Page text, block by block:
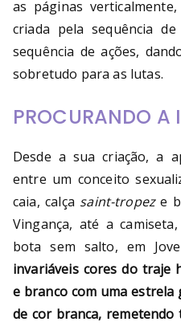
as páginas
criada pela sequência
sequência de ações,
sobretudo para as lutas.
PROCURANDO A
Desde a sua criação, a
entre um conceito
caia, calça saint-tropeze
Vingança, até a
bota sem salto, em
invariáveis cores do traje
e branco com uma
de cor branca, remetendo